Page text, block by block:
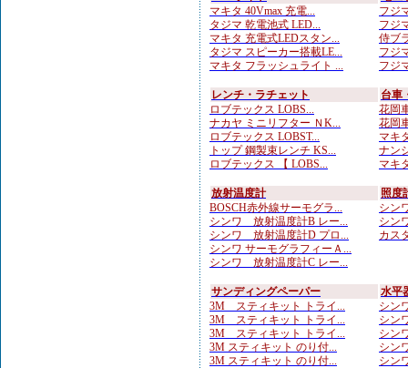
マキタ 40Vmax 充電...
タジマ 乾電池式 LED...
マキタ 充電式LEDスタン...
タジマ スピーカー搭載LE...
マキタ フラッシュライト ...
フジ
フジ
侍ブ
フジ
フジ
レンチ・ラチェット
ロブテックス LOBS...
ナカヤ ミニリフター ＮK...
ロブテックス LOBST...
トップ 鋼製束レンチ KS...
ロブテックス 【 LOBS...
台車
花岡
花岡
マキ
ナン
マキ
放射温度計
BOSCH赤外線サーモグラ...
シンワ 放射温度計B レー...
シンワ 放射温度計D プロ...
シンワ サーモグラフィーＡ...
シンワ 放射温度計C レー...
照度
シン
シン
カス
サンディングペーパー
3M スティキット トライ...
3M スティキット トライ...
3M スティキット トライ...
3M スティキット のり付...
3M スティキット のり付...
水平
シン
シン
シン
シン
シン